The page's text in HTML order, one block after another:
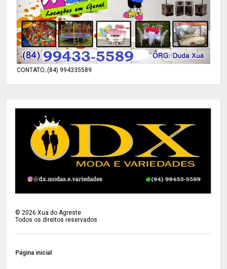
CONTATO; (84) 994335589
©2026 Xua do Agreste
Todos os direitos reservados
Página inicial